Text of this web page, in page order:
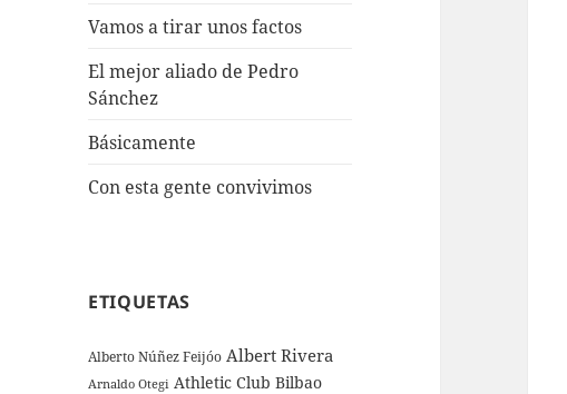
Vamos a tirar unos factos
El mejor aliado de Pedro
Sánchez
Básicamente
Con esta gente convivimos
ETIQUETAS
Alberto Núñez Feijóo Albert Rivera
Arnaldo Otegi Athletic Club Bilbao